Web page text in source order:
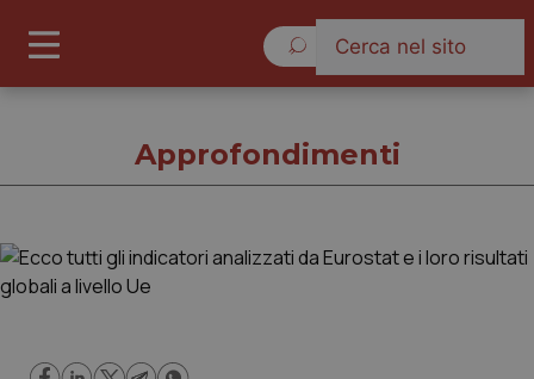
Approfondimenti